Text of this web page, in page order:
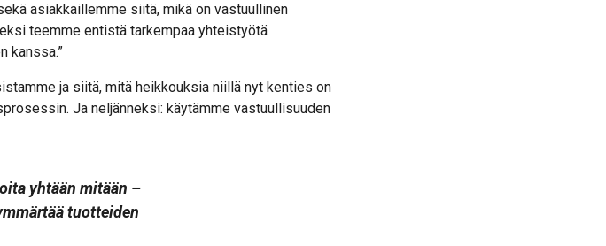
asiakkaillemme siitä, mikä on vastuullinen
teemme entistä tarkempaa yhteistyötä
kanssa.”
ja siitä, mitä heikkouksia niillä nyt kenties on
Ja neljänneksi: käytämme vastuullisuuden
yhtään mitään –
tuotteiden